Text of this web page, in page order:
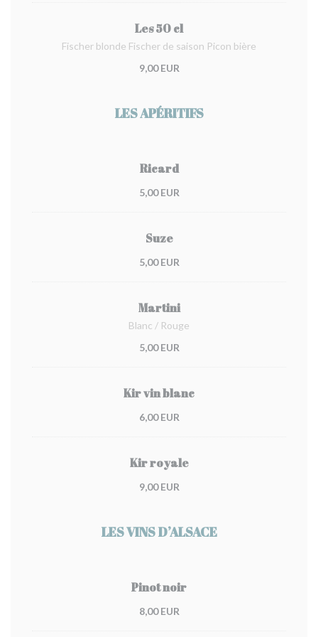
Les 50 cl
Fischer blonde Fischer de saison Picon bière
9,00 EUR
LES APÉRITIFS
Ricard
5,00 EUR
Suze
5,00 EUR
Martini
Blanc / Rouge
5,00 EUR
Kir vin blanc
6,00 EUR
Kir royale
9,00 EUR
LES VINS D’ALSACE
Pinot noir
8,00 EUR